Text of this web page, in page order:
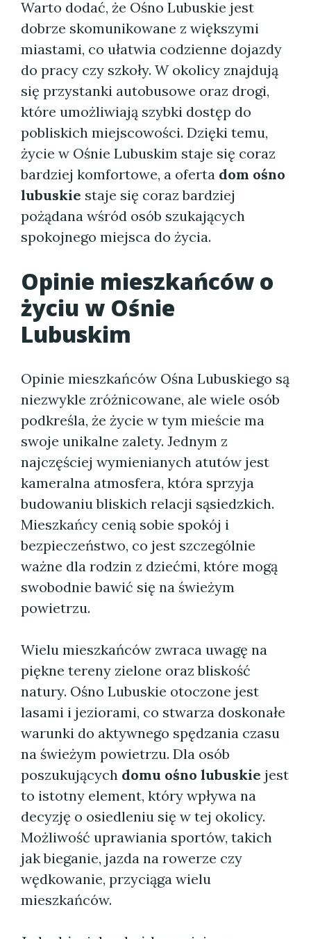
Warto dodać, że Ośno Lubuskie jest
dobrze skomunikowane z większymi
miastami, co ułatwia codzienne dojazdy
do pracy czy szkoły. W okolicy znajdują
się przystanki autobusowe oraz drogi,
które umożliwiają szybki dostęp do
pobliskich miejscowości. Dzięki temu,
życie w Ośnie Lubuskim staje się coraz
bardziej komfortowe, a oferta dom ośno
lubuskie staje się coraz bardziej
pożądana wśród osób szukających
spokojnego miejsca do życia.
Opinie mieszkańców o
życiu w Ośnie
Lubuskim
Opinie mieszkańców Ośna Lubuskiego są
niezwykle zróżnicowane, ale wiele osób
podkreśla, że życie w tym mieście ma
swoje unikalne zalety. Jednym z
najczęściej wymienianych atutów jest
kameralna atmosfera, która sprzyja
budowaniu bliskich relacji sąsiedzkich.
Mieszkańcy cenią sobie spokój i
bezpieczeństwo, co jest szczególnie
ważne dla rodzin z dziećmi, które mogą
swobodnie bawić się na świeżym
powietrzu.
Wielu mieszkańców zwraca uwagę na
piękne tereny zielone oraz bliskość
natury. Ośno Lubuskie otoczone jest
lasami i jeziorami, co stwarza doskonałe
warunki do aktywnego spędzania czasu
na świeżym powietrzu. Dla osób
poszukujących domu ośno lubuskie jest
to istotny element, który wpływa na
decyzję o osiedleniu się w tej okolicy.
Możliwość uprawiania sportów, takich
jak bieganie, jazda na rowerze czy
wędkowanie, przyciąga wielu
mieszkańców.